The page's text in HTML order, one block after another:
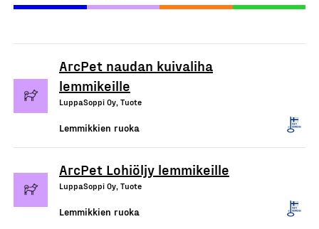
ArcPet naudan kuivaliha
lemmikeille
LuppaSoppi Oy, Tuote
Lemmikkien ruoka
ArcPet Lohiöljy lemmikeille
LuppaSoppi Oy, Tuote
Lemmikkien ruoka